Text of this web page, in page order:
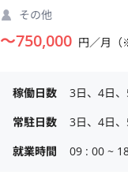
その他
〜750,000 円／月（
稼働日数
3日、4日、
常駐日数
3日、4日、
就業時間
09 : 00 ~